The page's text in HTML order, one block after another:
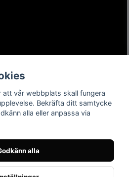
Instagram
Youtube
TikTok
vår webbplats skall fungera
Bekräfta ditt samtycke
alla eller anpassa via
alla